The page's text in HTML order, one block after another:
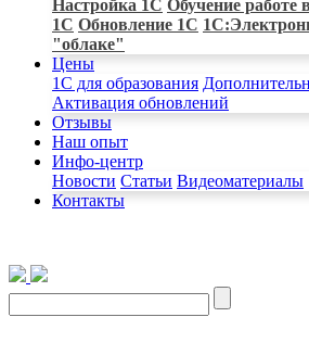
Настройка 1С Обучение работе
1С Обновление 1С
"облаке"
Цены
1C для образования
Активация обновлений
Отзывы
Наш опыт
Инфо-центр
Новости Статьи Видеоматериалы
Контакты